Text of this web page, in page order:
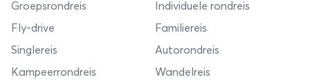
Groepsrondreis
Individuele rondreis
Fly-drive
Familiereis
Singlereis
Autorondreis
Kampeerrondreis
Wandelreis